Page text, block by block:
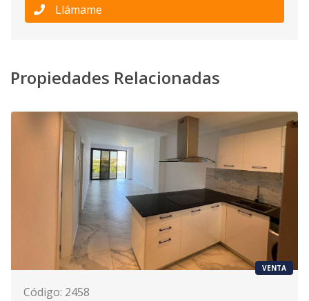
Llámame
Propiedades Relacionadas
VENTA
Código: 2458